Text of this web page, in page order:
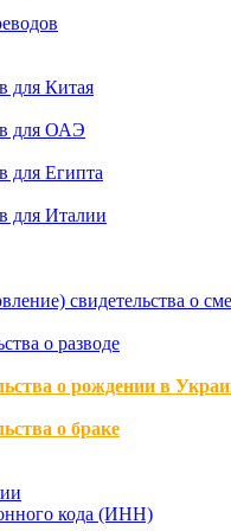
для Китая
для ОАЭ
для Египта
для Италии
свидетельства о
о разводе
о рождении в
о браке
кода (ИНН)